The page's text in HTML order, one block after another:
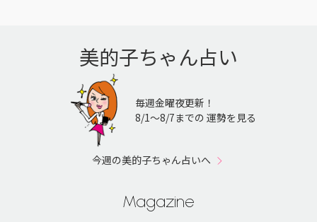
美的子ちゃん占い
毎週金曜夜更新！
8/1〜8/7までの 運勢を見る
今週の美的子ちゃん占いへ
Magazine